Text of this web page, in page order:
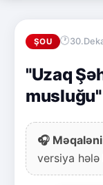
ŞOU
"Uzaq
musluğu"
🎧
versiya hələ